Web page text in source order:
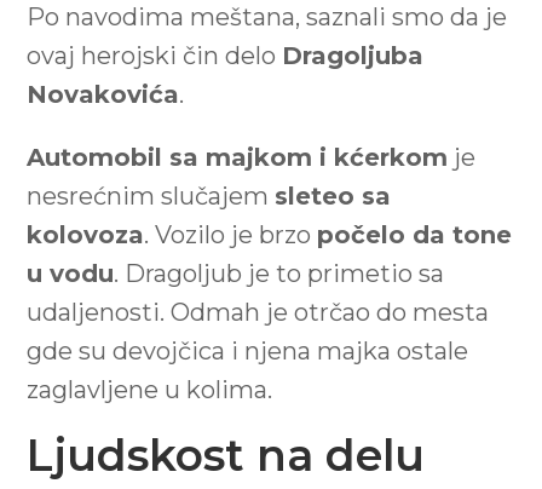
Po navodima meštana, saznali smo da je
ovaj herojski čin delo Dragoljuba
Novakovića.
Automobil sa majkom i kćerkom je
nesrećnim slučajem sleteo sa
kolovoza. Vozilo je brzo počelo da tone
u vodu. Dragoljub je to primetio sa
udaljenosti. Odmah je otrčao do mesta
gde su devojčica i njena majka ostale
zaglavljene u kolima.
Ljudskost na delu